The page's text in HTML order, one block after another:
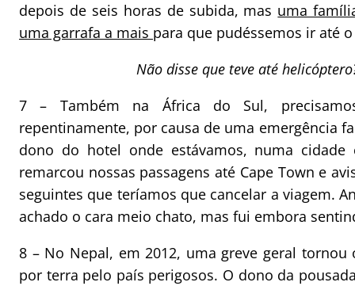
depois de seis horas de subida, mas uma
uma garrafa a mais para que pudéssemos ir até
Não disse que teve até
7 – Também na África do Sul,
repentinamente, por causa de uma emergência
dono do hotel onde estávamos, numa cidade
remarcou nossas passagens até Cape Town e
seguintes que teríamos que cancelar a viagem.
achado o cara meio chato, mas fui embora
8 – No Nepal, em 2012, uma greve geral tornou
por terra pelo país perigosos. O dono da